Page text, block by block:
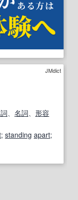
JMdict
、 名詞、 形容
; standing apart;